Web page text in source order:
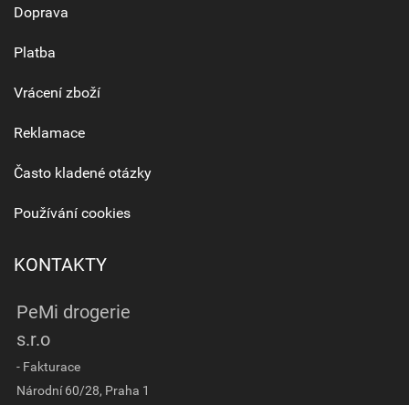
Doprava
Platba
Vrácení zboží
Reklamace
Často kladené otázky
Používání cookies
KONTAKTY
PeMi drogerie
s.r.o
- Fakturace
Národní 60/28, Praha 1